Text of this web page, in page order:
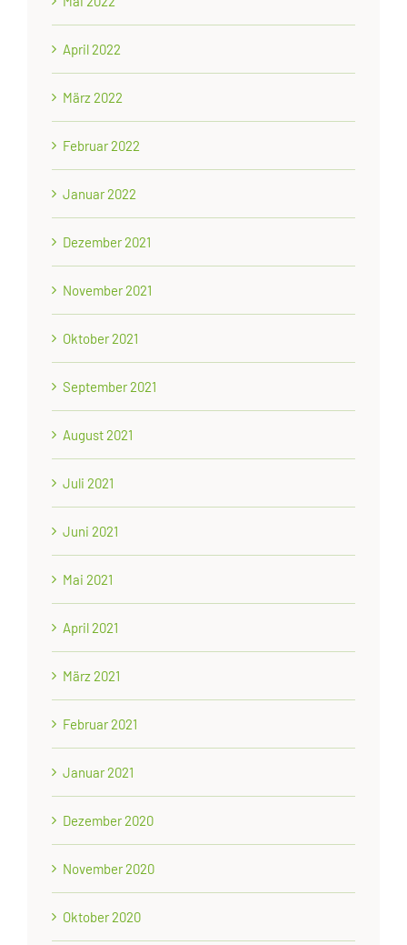
April 2022
März 2022
Februar 2022
Januar 2022
Dezember 2021
November 2021
Oktober 2021
September 2021
August 2021
Juli 2021
Juni 2021
Mai 2021
April 2021
März 2021
Februar 2021
Januar 2021
Dezember 2020
November 2020
Oktober 2020